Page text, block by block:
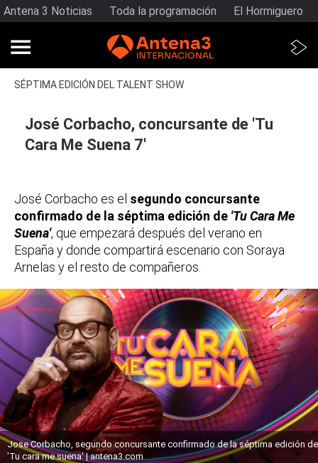
Antena 3 Noticias Toda la programación El Hormiguero
SÉPTIMA EDICIÓN DEL TALENT SHOW
José Corbacho, concursante de 'Tu
Cara Me Suena 7'
José Corbacho es el segundo concursante
confirmado de la séptima edición de 'Tu Cara Me
Suena', que empezará después del verano en
España y donde compartirá escenario con Soraya
Arnelas y el resto de compañeros.
Jose Corbacho, segundo concursante confirmado de la séptima edición de
'Tu cara me suena' | antena3.com